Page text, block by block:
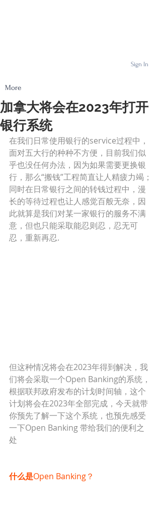
Sign In
More
加拿大将会在2023年打开
银行系统
在我们日常使用银行的service过程中，
面对五大行的种种不方便，目前我们似
乎也没任何办法，因为如果需要更换银
行，那么“搬钱”工程简直让人精疲力竭；
同时在日常银行之间的转钱过程中，漫
长的等待过程也让人感觉百般无奈，因
此就算是我们对某一家银行的服务不满
意，但也只能采取能忍则忍，忍无可
忍，重新再忍.
但这种情况将会在2023年得到解决，我
们将会采取一个Open Banking的系统，
根据联邦政府发布的计划时间轴，这个
计划将会在2023年全部完成，今天就带
你预先了解一下这个系统，也预先感受
一下Open Banking 带给我们的便利之
处
什么是Open Banking？